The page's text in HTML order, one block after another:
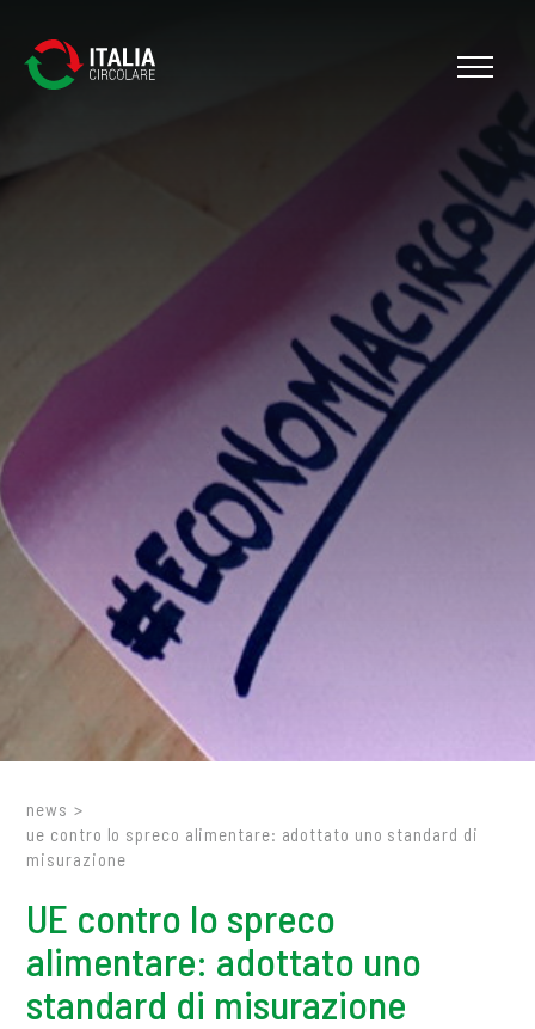
news >
ue contro lo spreco alimentare: adottato uno standard di
misurazione
UE contro lo spreco
alimentare: adottato uno
standard di misurazione